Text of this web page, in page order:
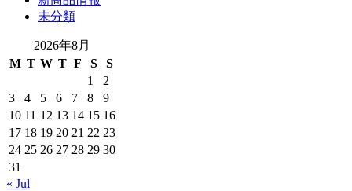
未分類
2026年8月
M T W T F S
S
1
2
3
4 5 6 7 8
9
10 11 12 13 14 15 16
17 18 19 20 21 22 23
24 25 26 27 28 29 30
31
« Jul